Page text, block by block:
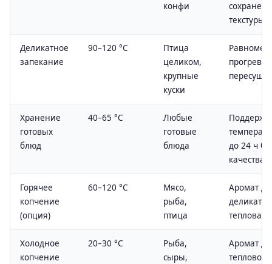
конфи
текстуры
Деликатное
запекание
90–120 °C
Птица
целиком,
крупные
куски
прогрев,
Хранение
готовых
блюд
40–65 °C
Любые
готовые
блюда
до 24 ч
качества
Горячее
копчение
(опция)
60–120 °C
Мясо,
рыба,
птица
Аромат
тепловая
Холодное
копчение
20–30 °C
Рыба,
сыры,
Аромат
тепловой